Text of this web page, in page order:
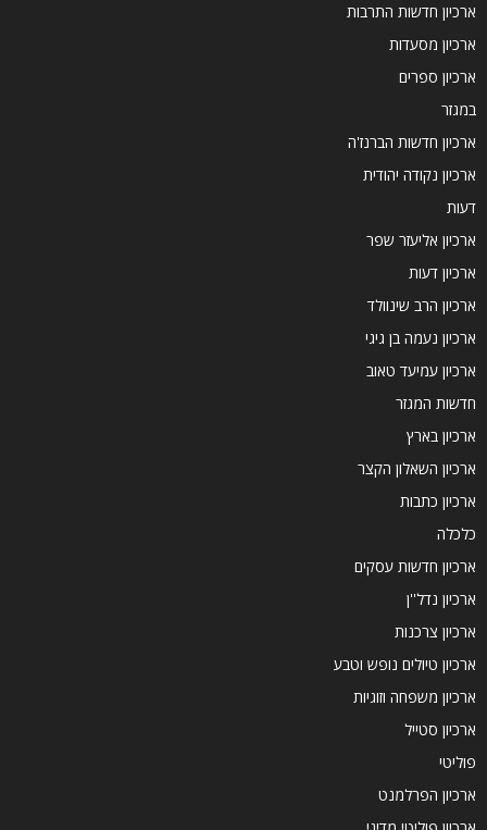
ארכיון חדשות התרבות
ארכיון מסעדות
ארכיון ספרים
במגזר
ארכיון חדשות הברנז'ה
ארכיון נקודה יהודית
דעות
ארכיון אליעזר שפר
ארכיון דעות
ארכיון הרב שינוולד
ארכיון נעמה בן גיגי
ארכיון עמיעד טאוב
חדשות המגזר
ארכיון בארץ
ארכיון השאלון הקצר
ארכיון כתבות
כלכלה
ארכיון חדשות עסקים
ארכיון נדל''ן
ארכיון צרכנות
ארכיון טיולים נופש וטבע
ארכיון משפחה וזוגיות
ארכיון סטייל
פוליטי
ארכיון הפרלמנט